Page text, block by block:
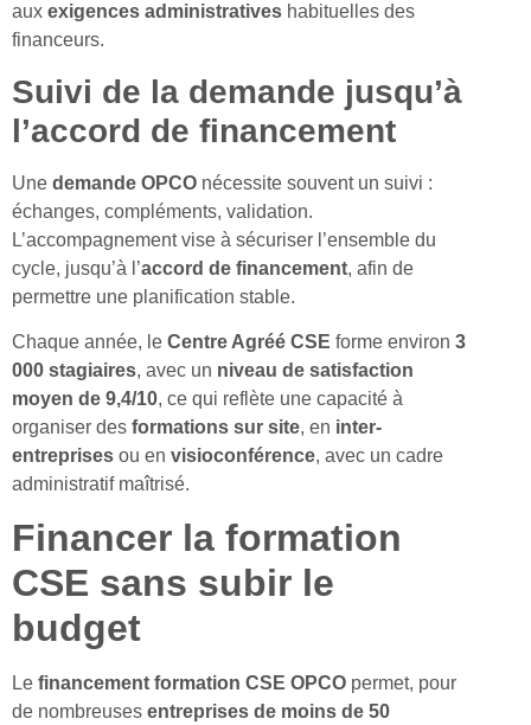
aux exigences administratives habituelles des
financeurs.
Suivi de la demande jusqu’à
l’accord de financement
Une demande OPCO nécessite souvent un suivi :
échanges, compléments, validation.
L’accompagnement vise à sécuriser l’ensemble du
cycle, jusqu’à l’accord de financement, afin de
permettre une planification stable.
Chaque année, le Centre Agréé CSE forme environ 3
000 stagiaires, avec un niveau de satisfaction
moyen de 9,4/10, ce qui reflète une capacité à
organiser des formations sur site, en inter-
entreprises ou en visioconférence, avec un cadre
administratif maîtrisé.
Financer la formation
CSE sans subir le
budget
Le financement formation CSE OPCO permet, pour
de nombreuses entreprises de moins de 50